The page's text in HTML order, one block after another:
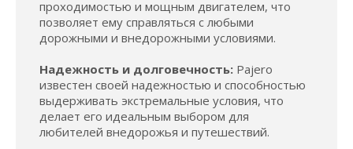
проходимостью и мощным двигателем, что
позволяет ему справляться с любыми
дорожными и внедорожными условиями.
Надежность и долговечность: Pajero
известен своей надежностью и способностью
выдерживать экстремальные условия, что
делает его идеальным выбором для
любителей внедорожья и путешествий.